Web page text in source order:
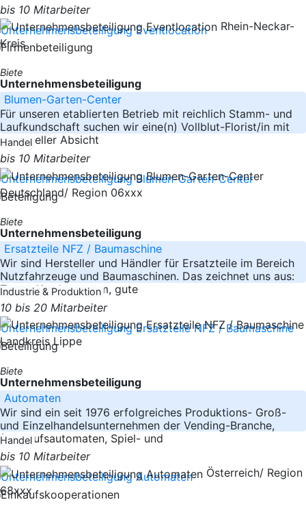
bis 10 Mitarbeiter
Rhein-Neckar-
Kreis
Biete
Unternehmensbeteiligung
Blumen-Garten-Center
Für unseren etablierten Betrieb mit reichlich Stamm- und
Laufkundschaft suchen wir eine(n) Vollblut-Florist/in mit
eventueller Absicht
Handel
bis 10 Mitarbeiter
Deutschland/ Region 06xxx
Biete
Unternehmensbeteiligung
Ersatzteile NFZ / Baumaschine
Wir sind Hersteller und Händler für Ersatzteile im Bereich
Nutzfahrzeuge und Baumaschinen. Das zeichnet uns aus:
Treuer Kundenstamm, gute
Industrie & Produktion
10 bis 20 Mitarbeiter
Landkreis Lippe
Biete
Unternehmensbeteiligung
Automaten
Wir sind ein seit 1976 erfolgreiches Produktions- Groß-
und Einzelhandelsunternehmen der Vending-Branche,
(Verkaufsautomaten, Spiel- und
Handel
bis 10 Mitarbeiter
Österreich/ Region
68xxx